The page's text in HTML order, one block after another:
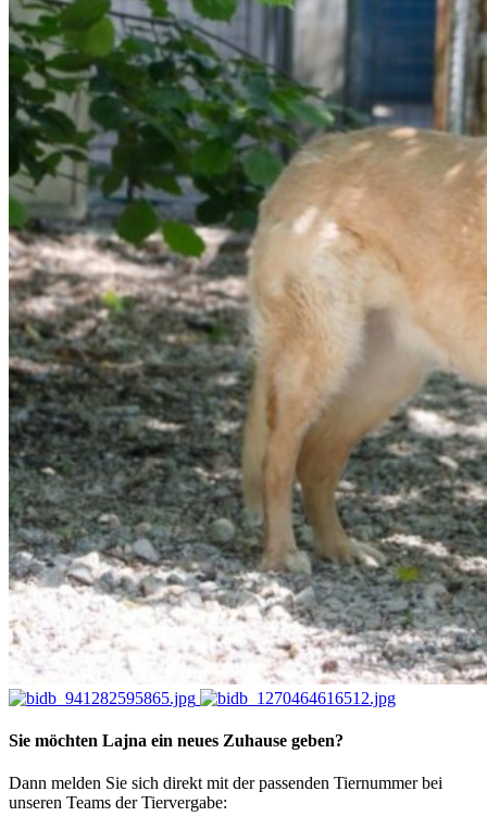
Sie möchten Lajna ein neues Zuhause geben?
Dann melden Sie sich direkt mit der passenden Tiernummer bei
unseren Teams der Tiervergabe: